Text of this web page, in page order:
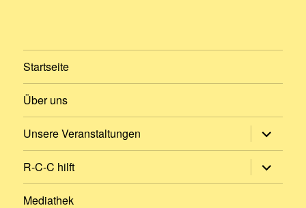
Startseite
Über uns
Unsere Veranstaltungen
öffnen
R-C-C hilft
öffnen
Mediathek